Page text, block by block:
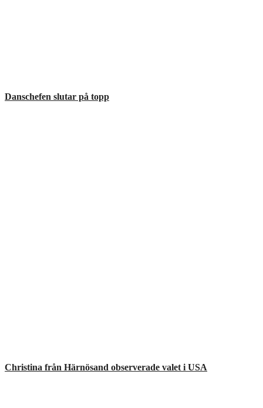
Danschefen slutar på topp
Christina från Härnösand observerade valet i USA